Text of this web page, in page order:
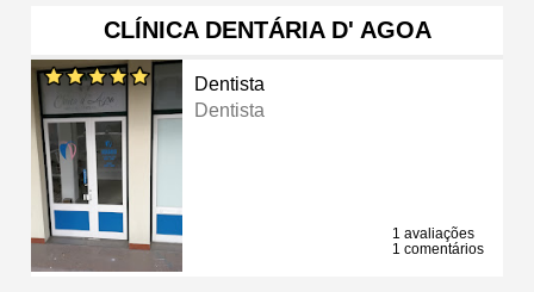
CLÍNICA DENTÁRIA D' AGOA
Dentista
Dentista
1 avaliações
1 comentários